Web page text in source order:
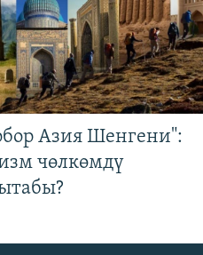
Азия Шенгени":
чөлкөмдү